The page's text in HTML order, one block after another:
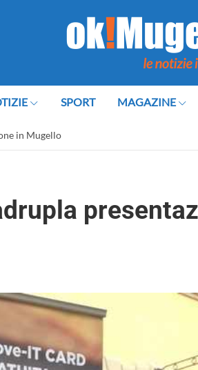
SPORT MAGAZINE
in Mugello